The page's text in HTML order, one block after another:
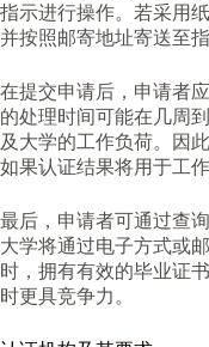
指示进行操作。若采用
并按照邮寄地址寄送至指
在提交申请后，申请者
的处理时间可能在几周
及大学的工作负荷。因
如果认证结果将用于工
最后，申请者可通过查
大学将通过电子方式或
时，拥有有效的毕业证
时更具竞争力。